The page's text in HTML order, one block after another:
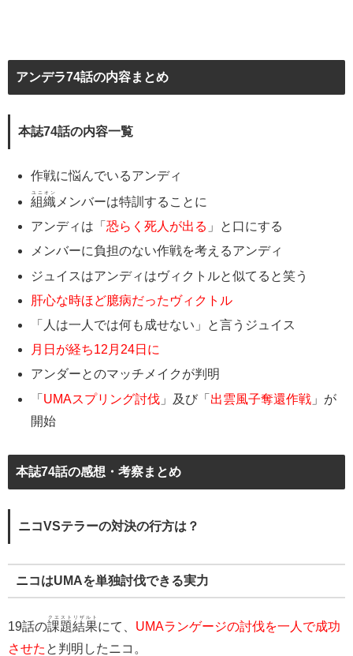
アンデラ74話の内容まとめ
本誌74話の内容一覧
作戦に悩んでいるアンディ
組織
ユニオン
メンバーは特訓することに
アンディは「恐らく死人が出る 」と口にする
メンバーに負担のない作戦を考えるアンディ
ジュイスはアンディはヴィクトルと似てると笑う
肝心な時ほど臆病だったヴィクトル
「人は一人では何も成せない」と言うジュイス
月日が経ち12月24日に
アンダーとのマッチメイクが判明
「 UMAスプリング討伐 」及び「 出雲風子奪還作戦 」が
開始
本誌74話の感想・考察まとめ
ニコVSテラーの対決の行方は？
ニコはUMAを単独討伐できる実力
19話の課題結果
クエストリザルト
にて、 UMAランゲージの討伐を一人で成功
させた と判明したニコ。